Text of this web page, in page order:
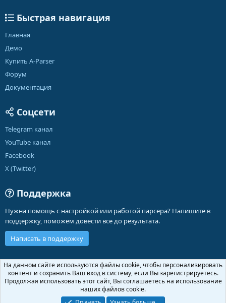
Быстрая навигация
Главная
Демо
Купить A-Parser
Форум
Документация
Соцсети
Telegram канал
YouTube канал
Facebook
X (Twitter)
Поддержка
Нужна помощь с настройкой или работой парсера? Напишите в
поддержку, поможем довести все до результата.
Написать в поддержку
Russian (RU)
Обратная связь
Условия и правила
Политика конфиденциальности
Помощь
На данном сайте используются файлы cookie, чтобы персонализировать
контент и сохранить Ваш вход в систему, если Вы зарегистрируетесь.
Продолжая использовать этот сайт, Вы соглашаетесь на использование
наших файлов cookie.